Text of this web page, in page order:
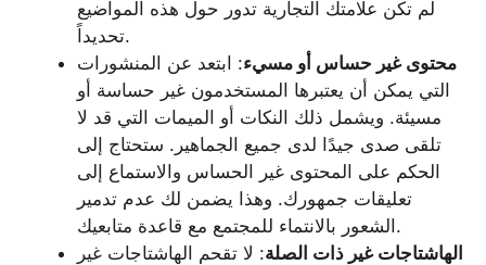
لم تكن علامتك التجارية تدور حول هذه المواضيع
تحديداً.
محتوى غير حساس أو مسيء: ابتعد عن المنشورات
التي يمكن أن يعتبرها المستخدمون غير حساسة أو
مسيئة. ويشمل ذلك النكات أو الميمات التي قد لا
تلقى صدى جيدًا لدى جميع الجماهير. ستحتاج إلى
الحكم على المحتوى غير الحساس والاستماع إلى
تعليقات جمهورك. وهذا يضمن لك عدم تدمير
الشعور بالانتماء للمجتمع مع قاعدة متابعيك.
الهاشتاجات غير ذات الصلة: لا تقحم الهاشتاجات غير